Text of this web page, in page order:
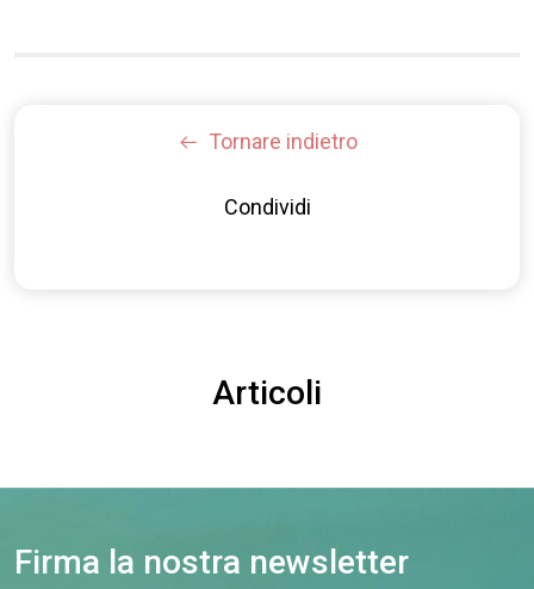
Tornare indietro
Condividi
Articoli
Firma la nostra newsletter